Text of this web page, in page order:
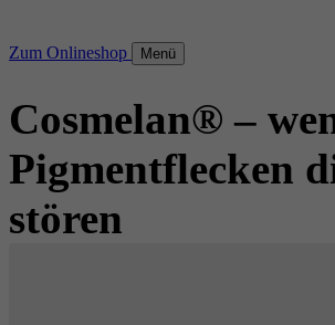
Zum Onlineshop Menü
Cosmelan® –
Pigmentflecken
stören